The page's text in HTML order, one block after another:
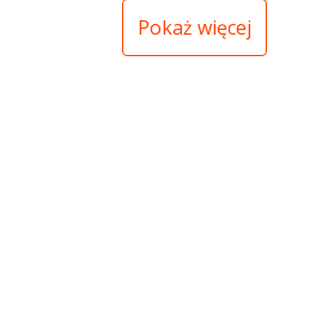
Pokaż więcej